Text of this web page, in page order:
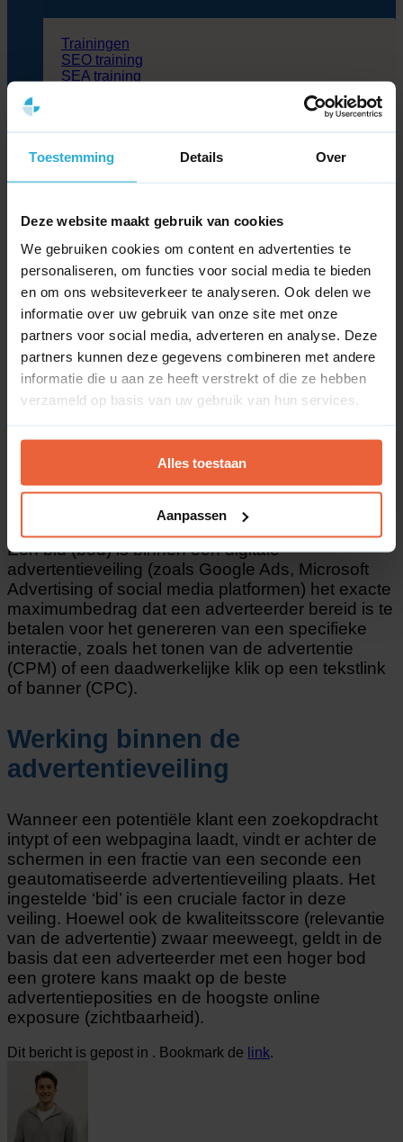
Toestemming Details Over
Deze website maakt gebruik van cookies
We gebruiken cookies om content en advertenties te
personaliseren, om functies voor social media te bieden
en om ons websiteverkeer te analyseren. Ook delen we
informatie over uw gebruik van onze site met onze
partners voor social media, adverteren en analyse. Deze
partners kunnen deze gegevens combineren met andere
informatie die u aan ze heeft verstrekt of die ze hebben
verzameld op basis van uw gebruik van hun services.
Alles toestaan
Aanpassen
Trainingen
SEO training
SEA training
WooCommerce Training
Blog
Over ons
Kennisbank
Zoeken
>Kennisbank>Wat is een Bid?
Wat is een Bid?
Een bid (bod) is binnen een digitale
advertentieveiling (zoals Google Ads, Microsoft
Advertising of social media platformen) het exacte
maximumbedrag dat een adverteerder bereid is te
betalen voor het genereren van een specifieke
interactie, zoals het tonen van de advertentie
(CPM) of een daadwerkelijke klik op een tekstlink
of banner (CPC).
Werking binnen de
advertentieveiling
Wanneer een potentiële klant een zoekopdracht
intypt of een webpagina laadt, vindt er achter de
schermen in een fractie van een seconde een
geautomatiseerde advertentieveiling plaats. Het
ingestelde ‘bid’ is een cruciale factor in deze
veiling. Hoewel ook de kwaliteitsscore (relevantie
van de advertentie) zwaar meeweegt, geldt in de
basis dat een adverteerder met een hoger bod
een grotere kans maakt op de beste
advertentieposities en de hoogste online
exposure (zichtbaarheid).
Dit bericht is gepost in . Bookmark de link.